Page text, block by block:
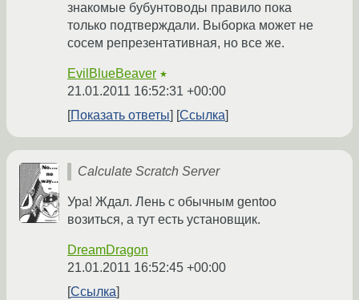
знакомые бубунтоводы правило пока
только подтверждали. Выборка может не
сосем репрезентативная, но все же.
EvilBlueBeaver ★
21.01.2011 16:52:31 +00:00
Показать ответы
Ссылка
Calculate Scratch Server
Ура! Ждал. Лень с обычным gentoo
возиться, а тут есть установщик.
DreamDragon
21.01.2011 16:52:45 +00:00
Ссылка